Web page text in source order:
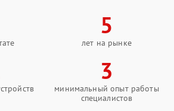
5
лет на рынке
3
минимальный опыт работы
специалистов